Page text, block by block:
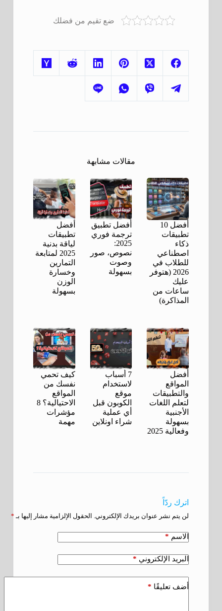
ضع تقيم من فضلك
مقالات مشابهة
أفضل 10
تطبيقات
ذكاء
اصطناعي
للطلاب في
2026 (هتوفر
عليك
ساعات من
المذاكرة)
أفضل تطبيق
ترجمة فوري
2025:
نصوص، صور
وصوت
بسهولة
أفضل
تطبيقات
لياقة بدنية
2025 لمتابعة
التمارين
وخسارة
الوزن
بسهولة
أفضل
المواقع
والتطبيقات
لتعلم اللغات
الأجنبية
بسهولة
وفعالية 2025
7 أسباب
لاستخدام
موقع
الكوبون قبل
أي عملية
شراء اونلاين
كيف تحمي
نفسك من
المواقع
الاحتيالية؟ 8
مؤشرات
مهمة
اترك ردّاً
لن يتم نشر عنوان بريدك الإلكتروني. الحقول الإلزامية مشار إليها بـ *
الاسم *
البريد الإلكتروني *
أضف تعليقًا *